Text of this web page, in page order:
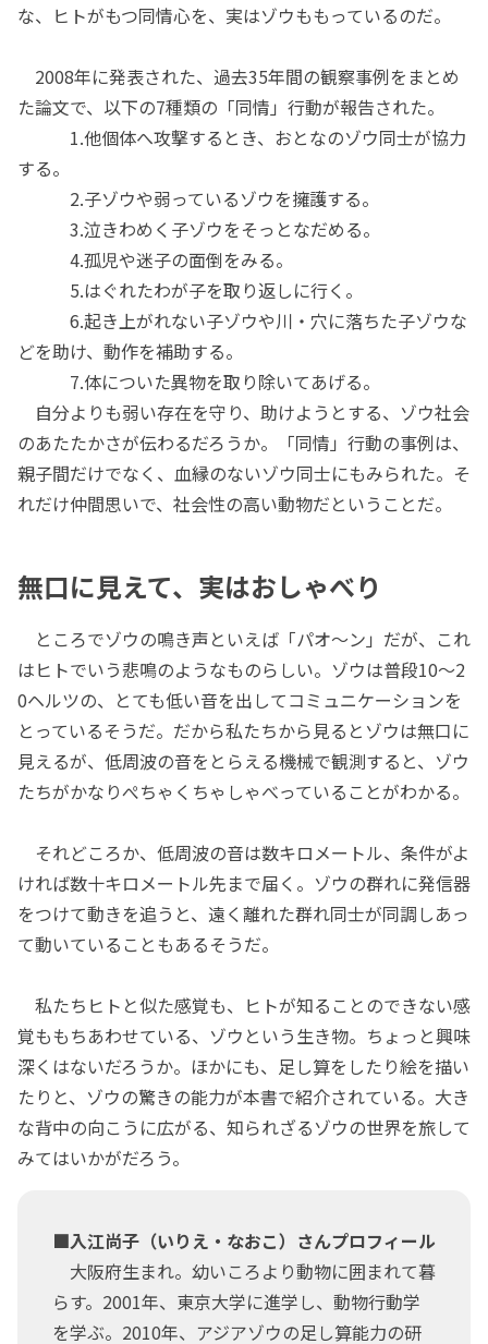
な、ヒトがもつ同情心を、実はゾウももっているのだ。
2008年に発表された、過去35年間の観察事例をまとめ
た論文で、以下の7種類の「同情」行動が報告された。
1.他個体へ攻撃するとき、おとなのゾウ同士が協力
する。
2.子ゾウや弱っているゾウを擁護する。
3.泣きわめく子ゾウをそっとなだめる。
4.孤児や迷子の面倒をみる。
5.はぐれたわが子を取り返しに行く。
6.起き上がれない子ゾウや川・穴に落ちた子ゾウな
どを助け、動作を補助する。
7.体についた異物を取り除いてあげる。
自分よりも弱い存在を守り、助けようとする、ゾウ社会
のあたたかさが伝わるだろうか。「同情」行動の事例は、
親子間だけでなく、血縁のないゾウ同士にもみられた。そ
れだけ仲間思いで、社会性の高い動物だということだ。
無口に見えて、実はおしゃべり
ところでゾウの鳴き声といえば「パオ～ン」だが、これ
はヒトでいう悲鳴のようなものらしい。ゾウは普段10～2
0ヘルツの、とても低い音を出してコミュニケーションを
とっているそうだ。だから私たちから見るとゾウは無口に
見えるが、低周波の音をとらえる機械で観測すると、ゾウ
たちがかなりぺちゃくちゃしゃべっていることがわかる。
それどころか、低周波の音は数キロメートル、条件がよ
ければ数十キロメートル先まで届く。ゾウの群れに発信器
をつけて動きを追うと、遠く離れた群れ同士が同調しあっ
て動いていることもあるそうだ。
私たちヒトと似た感覚も、ヒトが知ることのできない感
覚ももちあわせている、ゾウという生き物。ちょっと興味
深くはないだろうか。ほかにも、足し算をしたり絵を描い
たりと、ゾウの驚きの能力が本書で紹介されている。大き
な背中の向こうに広がる、知られざるゾウの世界を旅して
みてはいかがだろう。
■入江尚子（いりえ・なおこ）さんプロフィール
大阪府生まれ。幼いころより動物に囲まれて暮
らす。2001年、東京大学に進学し、動物行動学
を学ぶ。2010年、アジアゾウの足し算能力の研